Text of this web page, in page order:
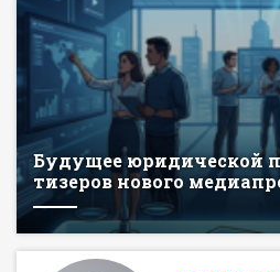
Будущее юридической
тизеров нового